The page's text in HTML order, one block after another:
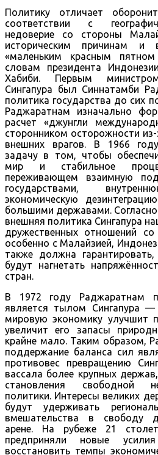
Политику отличает
соответствии с
недоверие со стороны
историческим причинам и
«маленьким красным
словам президента
Хабиби. Первым
Сингапура был Синнатамби
политика государства до сих
Раджаратнам изначально
расчет «джунгли
сторонником осторожности
внешних врагов. В 1966
задачу в том, чтобы
мир и стабильное
переживающем взаимную
государствами,
экономическую
большими державами.
внешняя политика Сингапура
дружественных отношений со
особенно с Малайзией,
также должна
будут нагнетать
стран.
В 1972 году Раджаратнам
является тылом Сингапура —
мировую экономику улучшит
увеличит его запасы
крайне мало. Таким образом,
поддержание баланса сил
противовес превращению
вассала более крупных
становления свободной
политики. Интересы великих
будут удерживать
вмешательства в свободу
арене. На рубеже 21
предприняли новые
восстановить темпы